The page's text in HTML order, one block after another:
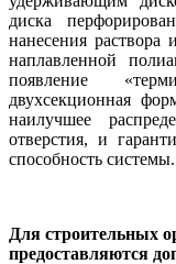
диска
нанесения
наплавленной
появление
двухсекционная
наилучшее
отверстия, и
способность системы.
Для строительных
предоставляются